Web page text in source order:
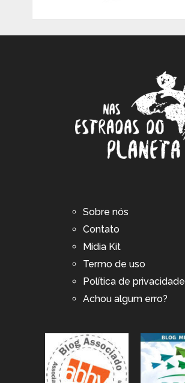
Sobre nós
Contato
Mídia Kit
Termo de uso
Política de privacidade
Achou algum erro?